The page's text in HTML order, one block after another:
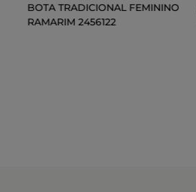
BOTA TRADICIONAL FEMININO
RAMARIM 2456122